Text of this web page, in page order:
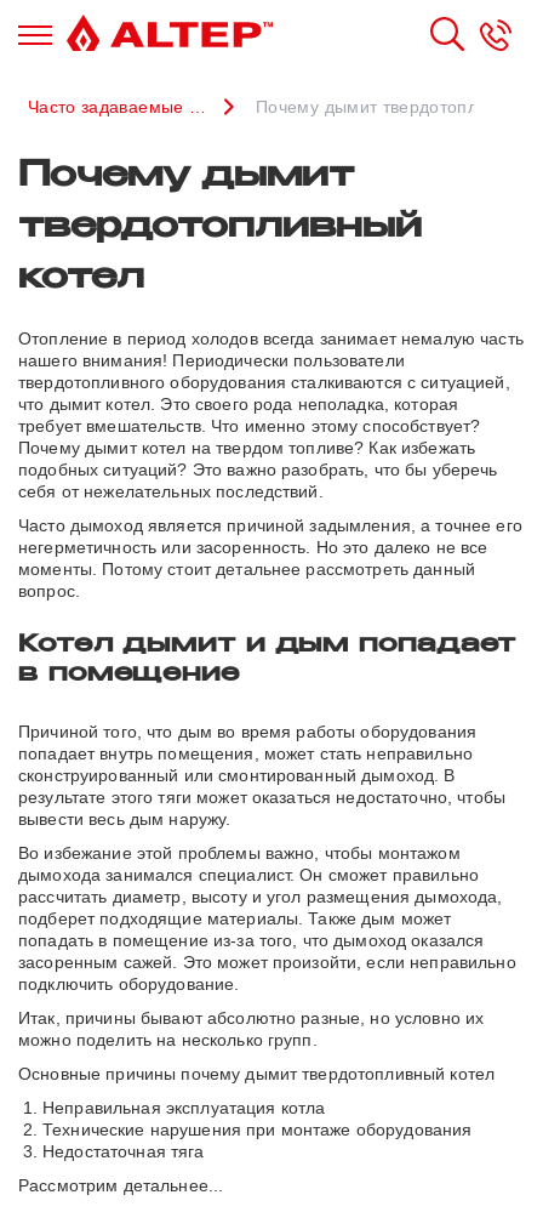
Почему дымит твердотопливный
Почему дымит
твердотопливный
котел
Отопление в период холодов всегда занимает немалую часть
нашего внимания! Периодически пользователи
твердотопливного оборудования сталкиваются с ситуацией,
что дымит котел. Это своего рода неполадка, которая
требует вмешательств. Что именно этому способствует?
Почему дымит котел на твердом топливе? Как избежать
подобных ситуаций? Это важно разобрать, что бы уберечь
себя от нежелательных последствий.
Часто дымоход является причиной задымления, а точнее его
негерметичность или засоренность. Но это далеко не все
моменты. Потому стоит детальнее рассмотреть данный
вопрос.
Котел дымит и дым попадает
в помещение
Причиной того, что дым во время работы оборудования
попадает внутрь помещения, может стать неправильно
сконструированный или смонтированный дымоход. В
результате этого тяги может оказаться недостаточно, чтобы
вывести весь дым наружу.
Во избежание этой проблемы важно, чтобы монтажом
дымохода занимался специалист. Он сможет правильно
рассчитать диаметр, высоту и угол размещения дымохода,
подберет подходящие материалы. Также дым может
попадать в помещение из-за того, что дымоход оказался
засоренным сажей. Это может произойти, если неправильно
подключить оборудование.
Итак, причины бывают абсолютно разные, но условно их
можно поделить на несколько групп.
Основные причины почему дымит твердотопливный котел
Неправильная эксплуатация котла
Технические нарушения при монтаже оборудования
Недостаточная тяга
Рассмотрим детальнее...